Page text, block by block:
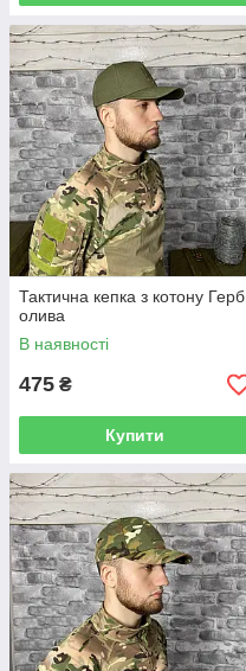
Тактична кепка з котону Герб
олива
В наявності
475 ₴
Купити